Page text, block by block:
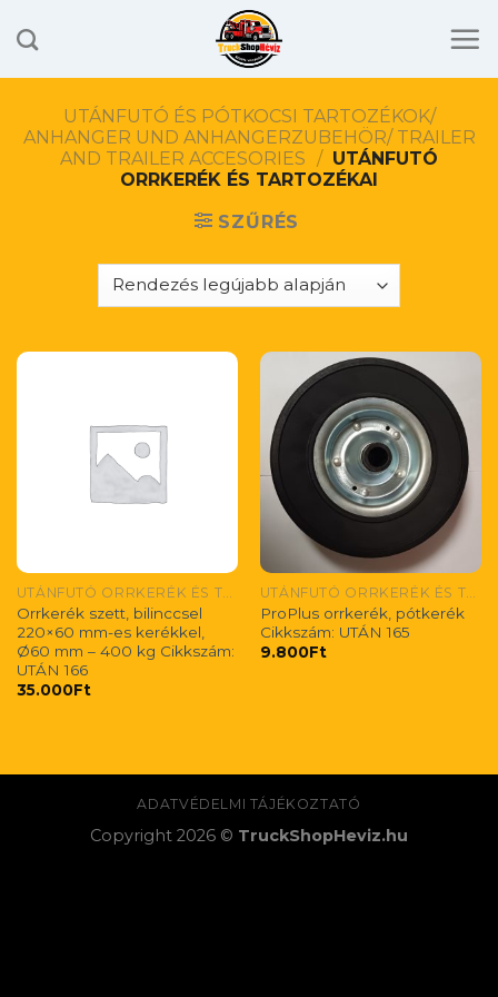
to
UTÁNFUTÓ ÉS PÓTKOCSI TARTOZÉKOK/
ANHANGER UND ANHANGERZUBEHÖR/ TRAILER
AND TRAILER ACCESORIES / UTÁNFUTÓ
ORRKERÉK ÉS TARTOZÉKAI
SZŰRÉS
UTÁNFUTÓ ORRKERÉK ÉS TARTOZÉKAI
Orrkerék szett, bilinccsel
220×60 mm-es kerékkel,
Ø60 mm – 400 kg Cikkszám:
UTÁN 166
35.000Ft
UTÁNFUTÓ ORRKERÉK ÉS TARTOZÉKAI
ProPlus orrkerék, pótkerék
Cikkszám: UTÁN 165
9.800Ft
ADATVÉDELMI TÁJÉKOZTATÓ
Copyright 2026 © TruckShopHeviz.hu